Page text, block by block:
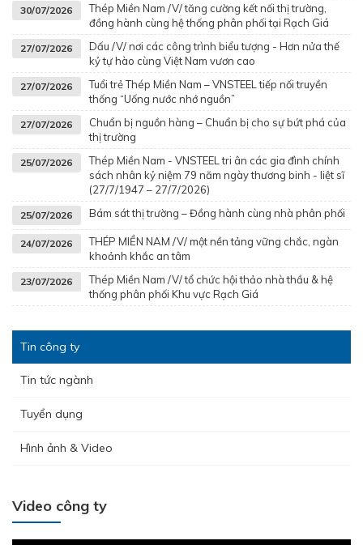
30/07/2026
Thép Miền Nam /V/ tăng cường kết nối thị trường,
đồng hành cùng hệ thống phân phối tại Rạch Giá
27/07/2026
Dấu /V/ nơi các công trình biểu tượng - Hơn nửa thế
kỷ tự hào cùng Việt Nam vươn cao
27/07/2026
Tuổi trẻ Thép Miền Nam – VNSTEEL tiếp nối truyền
thống “Uống nước nhớ nguồn”
27/07/2026
Chuẩn bị nguồn hàng – Chuẩn bị cho sự bứt phá của
thị trường
25/07/2026
Thép Miền Nam - VNSTEEL tri ân các gia đình chính
sách nhân kỷ niệm 79 năm ngày thương binh - liệt sĩ
(27/7/1947 – 27/7/2026)
25/07/2026 Bám sát thị trường – Đồng hành cùng nhà phân phối
24/07/2026
THÉP MIỀN NAM /V/ một nền tảng vững chắc, ngàn
khoảnh khắc an tâm
23/07/2026
Thép Miền Nam /V/ tổ chức hội thảo nhà thầu & hệ
thống phân phối Khu vực Rạch Giá
Tin công ty
Tin tức ngành
Tuyển dụng
Hình ảnh & Video
Video công ty
Hưởng ứng tháng công nhân 2026 - Lan tỏa tinh thần gắn kết